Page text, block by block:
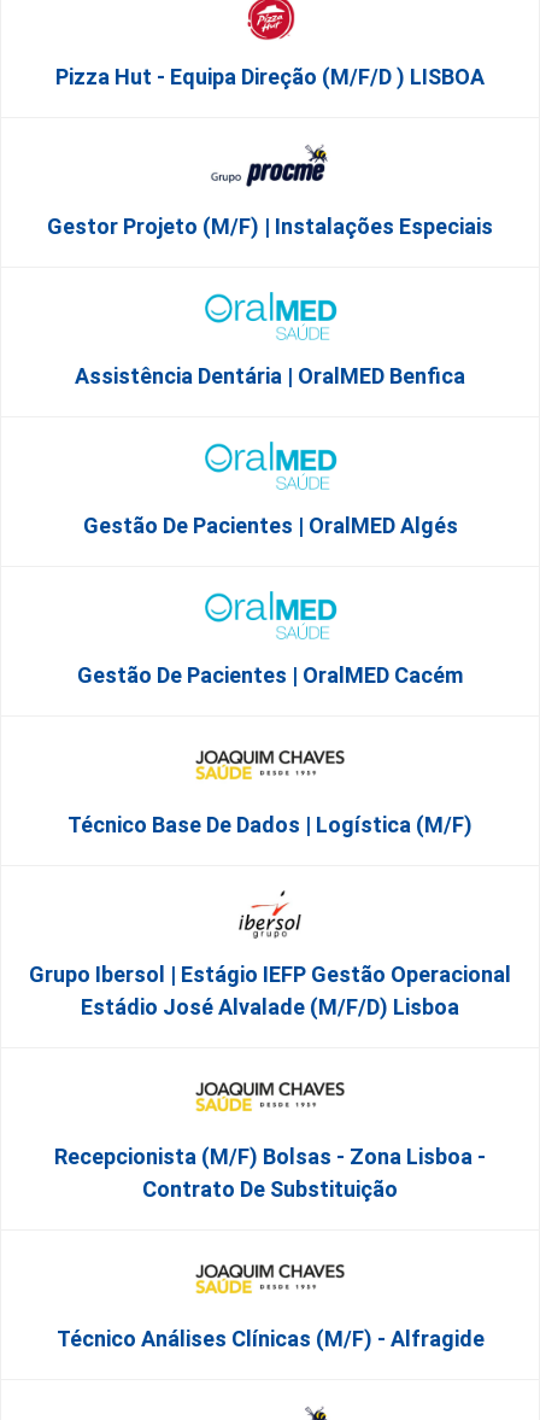
Pizza Hut - Equipa Direção (m/f/d ) LISBOA
Gestor Projeto (m/f) | Instalações Especiais
Assistência Dentária | OralMED Benfica
Gestão De Pacientes | OralMED Algés
Gestão De Pacientes | OralMED Cacém
Técnico Base De Dados | Logística (M/F)
Grupo Ibersol | Estágio IEFP Gestão Operacional
Estádio José Alvalade (m/f/d) Lisboa
Recepcionista (M/F) Bolsas - Zona Lisboa -
Contrato De Substituição
Técnico Análises Clínicas (M/F) - Alfragide